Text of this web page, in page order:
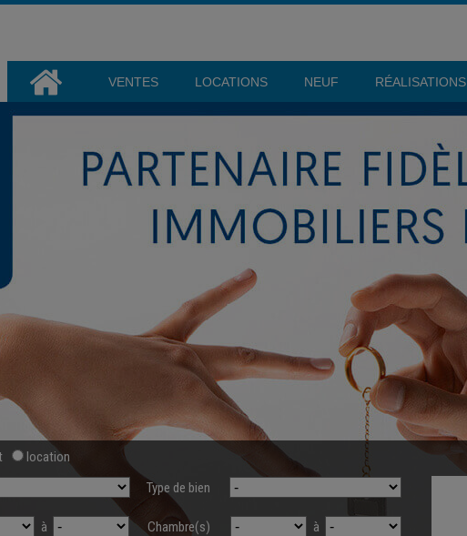
VENTES LOCATIONS NEUF RÉALISATIONS
location
Type de bien
à Chambre(s) à